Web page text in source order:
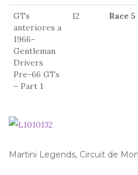
GTs
anteriores a
1966-
Gentleman
Drivers
Pre-66 GTs
– Part 1
12 Race 5
Martini Legends, Circuit de